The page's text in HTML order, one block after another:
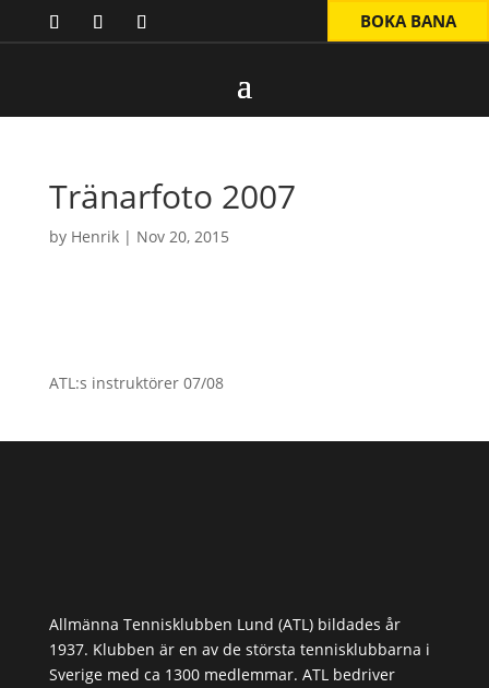
BOKA BANA
Tränarfoto 2007
by Henrik| Nov 20, 2015
ATL:s instruktörer 07/08
Allmänna Tennisklubben Lund (ATL) bildades år
1937. Klubben är en av de största tennisklubbarna i
Sverige med ca 1300 medlemmar. ATL bedriver